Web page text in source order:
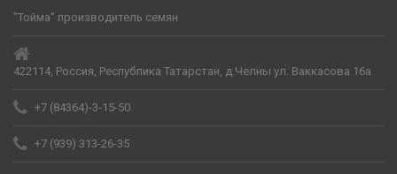
"Тойма" производитель семян
422114, Россия, Республика Татарстан, д.Челны ул. Ваккасова 16а
+7 (84364)-3-15-50
+7 (939) 313-26-35